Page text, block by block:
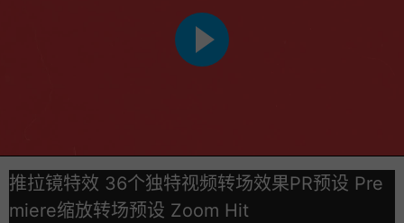
推拉镜特效 36个独特视频转场效果PR预设 Pre
miere缩放转场预设 Zoom Hit